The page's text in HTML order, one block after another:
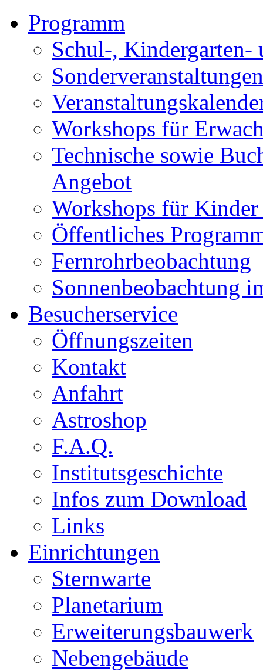
Programm
Schul-, Kindergarten-
Sonderveranstaltungen
Workshops für
Technische sowie
Angebot
Workshops für
Öffentliches
Fernrohrbeobachtung
Sonnenbeobachtung
Besucherservice
Öffnungszeiten
Kontakt
Anfahrt
Astroshop
F.A.Q.
Institutsgeschichte
Infos zum Download
Links
Einrichtungen
Sternwarte
Planetarium
Erweiterungsbauwerk
Nebengebäude